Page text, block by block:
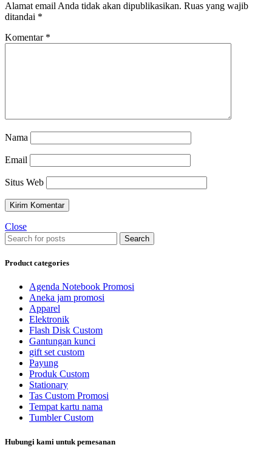
Alamat email Anda tidak akan dipublikasikan. Ruas yang wajib
ditandai *
Komentar *
Nama
Email
Situs Web
Close
Search
Product categories
Agenda Notebook Promosi
Aneka jam promosi
Apparel
Elektronik
Flash Disk Custom
Gantungan kunci
gift set custom
Payung
Produk Custom
Stationary
Tas Custom Promosi
Tempat kartu nama
Tumbler Custom
Hubungi kami untuk pemesanan